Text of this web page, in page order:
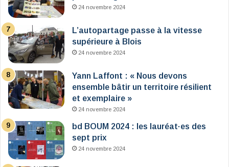
24 novembre 2024
L’autopartage passe à la vitesse
supérieure à Blois
24 novembre 2024
Yann Laffont : « Nous devons
ensemble bâtir un territoire résilient
et exemplaire »
24 novembre 2024
bd BOUM 2024 : les lauréat·es des
sept prix
24 novembre 2024